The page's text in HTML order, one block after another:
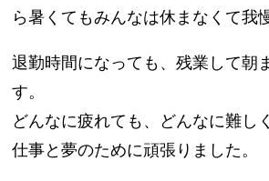
ら暑くてもみんなは休まなくて我
退勤時間になっても、残業して朝
す。
どんなに疲れても、どんなに難し
仕事と夢のために頑張りました。